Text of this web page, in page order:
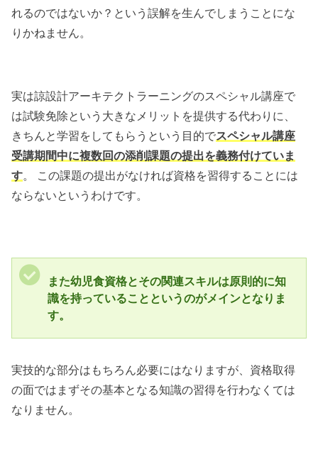
れるのではないか？という誤解を生んでしまうことにな
りかねません。
実は諒設計アーキテクトラーニングのスペシャル講座で
は試験免除という大きなメリットを提供する代わりに、
きちんと学習をしてもらうという目的でスペシャル講座
受講期間中に複数回の添削課題の提出を義務付けていま
す。 この課題の提出がなければ資格を習得することには
ならないというわけです。
また幼児食資格とその関連スキルは原則的に知
識を持っていることというのがメインとなりま
す。
実技的な部分はもちろん必要にはなりますが、資格取得
の面ではまずその基本となる知識の習得を行わなくては
なりません。